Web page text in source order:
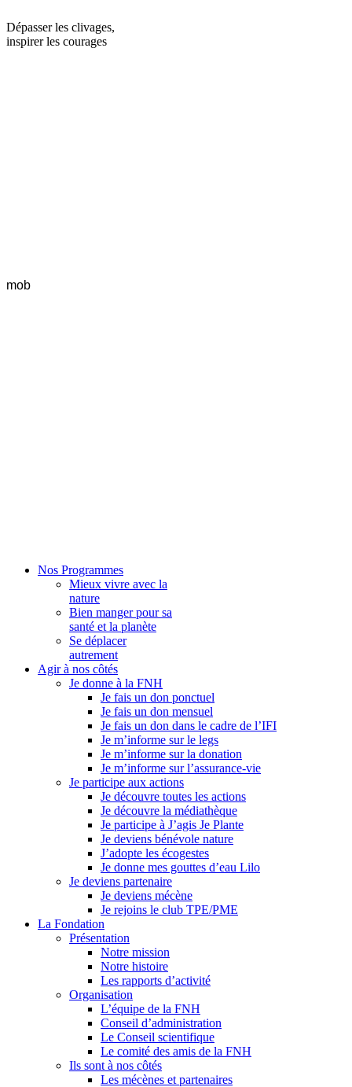
Dépasser les clivages,
inspirer les courages
mob
Nos Programmes
Mieux vivre avec la
nature
Bien manger pour sa
santé et la planète
Se déplacer
autrement
Agir à nos côtés
Je donne à la FNH
Je fais un don ponctuel
Je fais un don mensuel
Je fais un don dans le cadre de l’IFI
Je m’informe sur le legs
Je m’informe sur la donation
Je m’informe sur l’assurance-vie
Je participe aux actions
Je découvre toutes les actions
Je découvre la médiathèque
Je participe à J’agis Je Plante
Je deviens bénévole nature
J’adopte les écogestes
Je donne mes gouttes d’eau Lilo
Je deviens partenaire
Je deviens mécène
Je rejoins le club TPE/PME
La Fondation
Présentation
Notre mission
Notre histoire
Les rapports d’activité
Organisation
L’équipe de la FNH
Conseil d’administration
Le Conseil scientifique
Le comité des amis de la FNH
Ils sont à nos côtés
Les mécènes et partenaires